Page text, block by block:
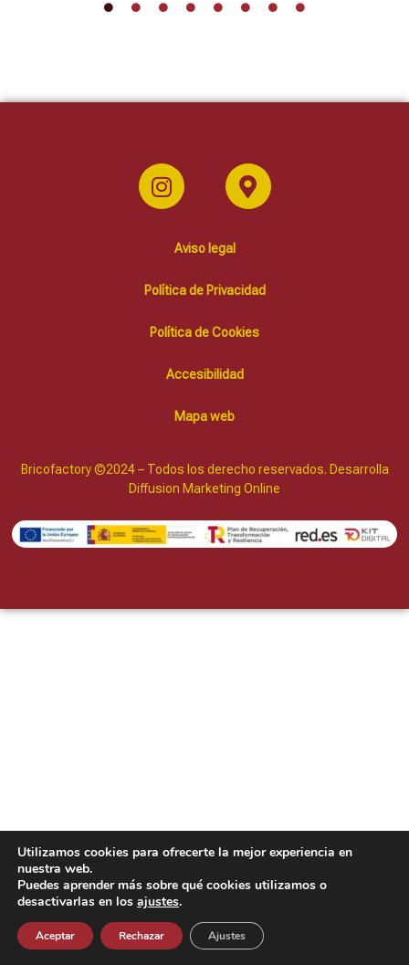
Aviso legal
Política de Privacidad
Política de Cookies
Accesibilidad
Mapa web
Bricofactory ©2024 – Todos los derecho reservados. Desarrolla
Diffusion Marketing Online
Utilizamos cookies para ofrecerte la mejor experiencia en
nuestra web.
Puedes aprender más sobre qué cookies utilizamos o
desactivarlas en los ajustes.
Aceptar Rechazar Ajustes